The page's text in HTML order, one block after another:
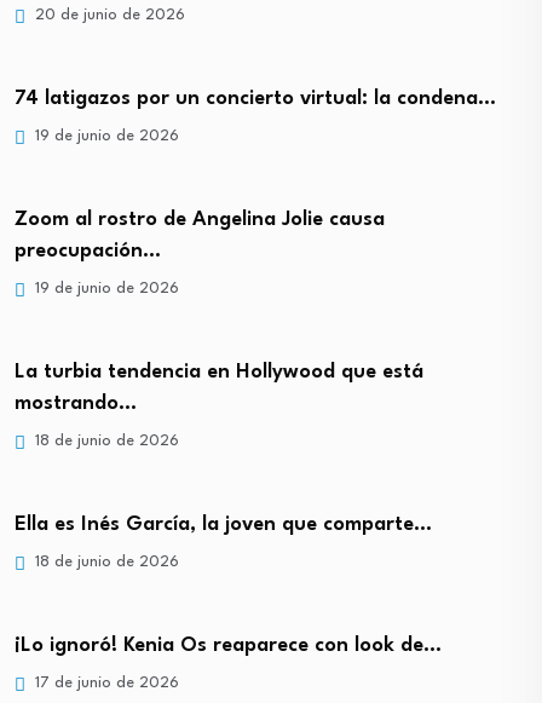
20 de junio de 2026
74 latigazos por un concierto virtual: la condena…
19 de junio de 2026
Zoom al rostro de Angelina Jolie causa
preocupación…
19 de junio de 2026
La turbia tendencia en Hollywood que está
mostrando…
18 de junio de 2026
Ella es Inés García, la joven que comparte…
18 de junio de 2026
¡Lo ignoró! Kenia Os reaparece con look de…
17 de junio de 2026